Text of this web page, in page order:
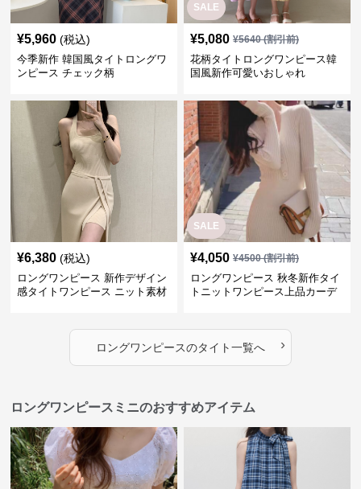
¥5,960 (税込)
今季新作 韓国風タイトロングワ
ンピース チェック柄
SALE
¥5,080 ¥5640(割引前)
花柄タイトロングワンピース韓
国風新作可愛いおしゃれ
¥6,380 (税込)
ロングワンピース 新作デザイン
感タイトワンピース ニット素材
SALE
¥4,050 ¥4500(割引前)
ロングワンピース 秋冬新作タイ
トニットワンピース上品カーデ
ロングワンピースのタイト一覧へ ›
ロングワンピースミニのおすすめアイテム